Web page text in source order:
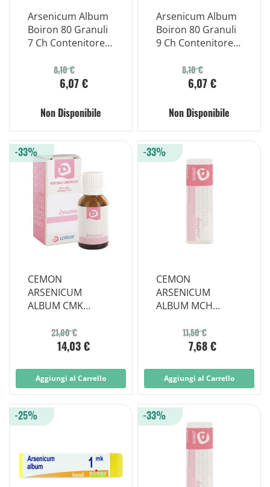
Arsenicum Album
Boiron 80 Granuli
7 Ch Contenitore
8,10 €
6,07 €
Non Disponibile
Arsenicum Album
Boiron 80 Granuli
9 Ch Contenitore
8,10 €
6,07 €
Non Disponibile
CEMON
ARSENICUM
ALBUM CMK
21,00 €
14,03 €
-33%
Aggiungi al Carrello
CEMON
ARSENICUM
ALBUM MCH
MONODOSE
11,50 €
7,68 €
-33%
Aggiungi al Carrello
-25% -33%